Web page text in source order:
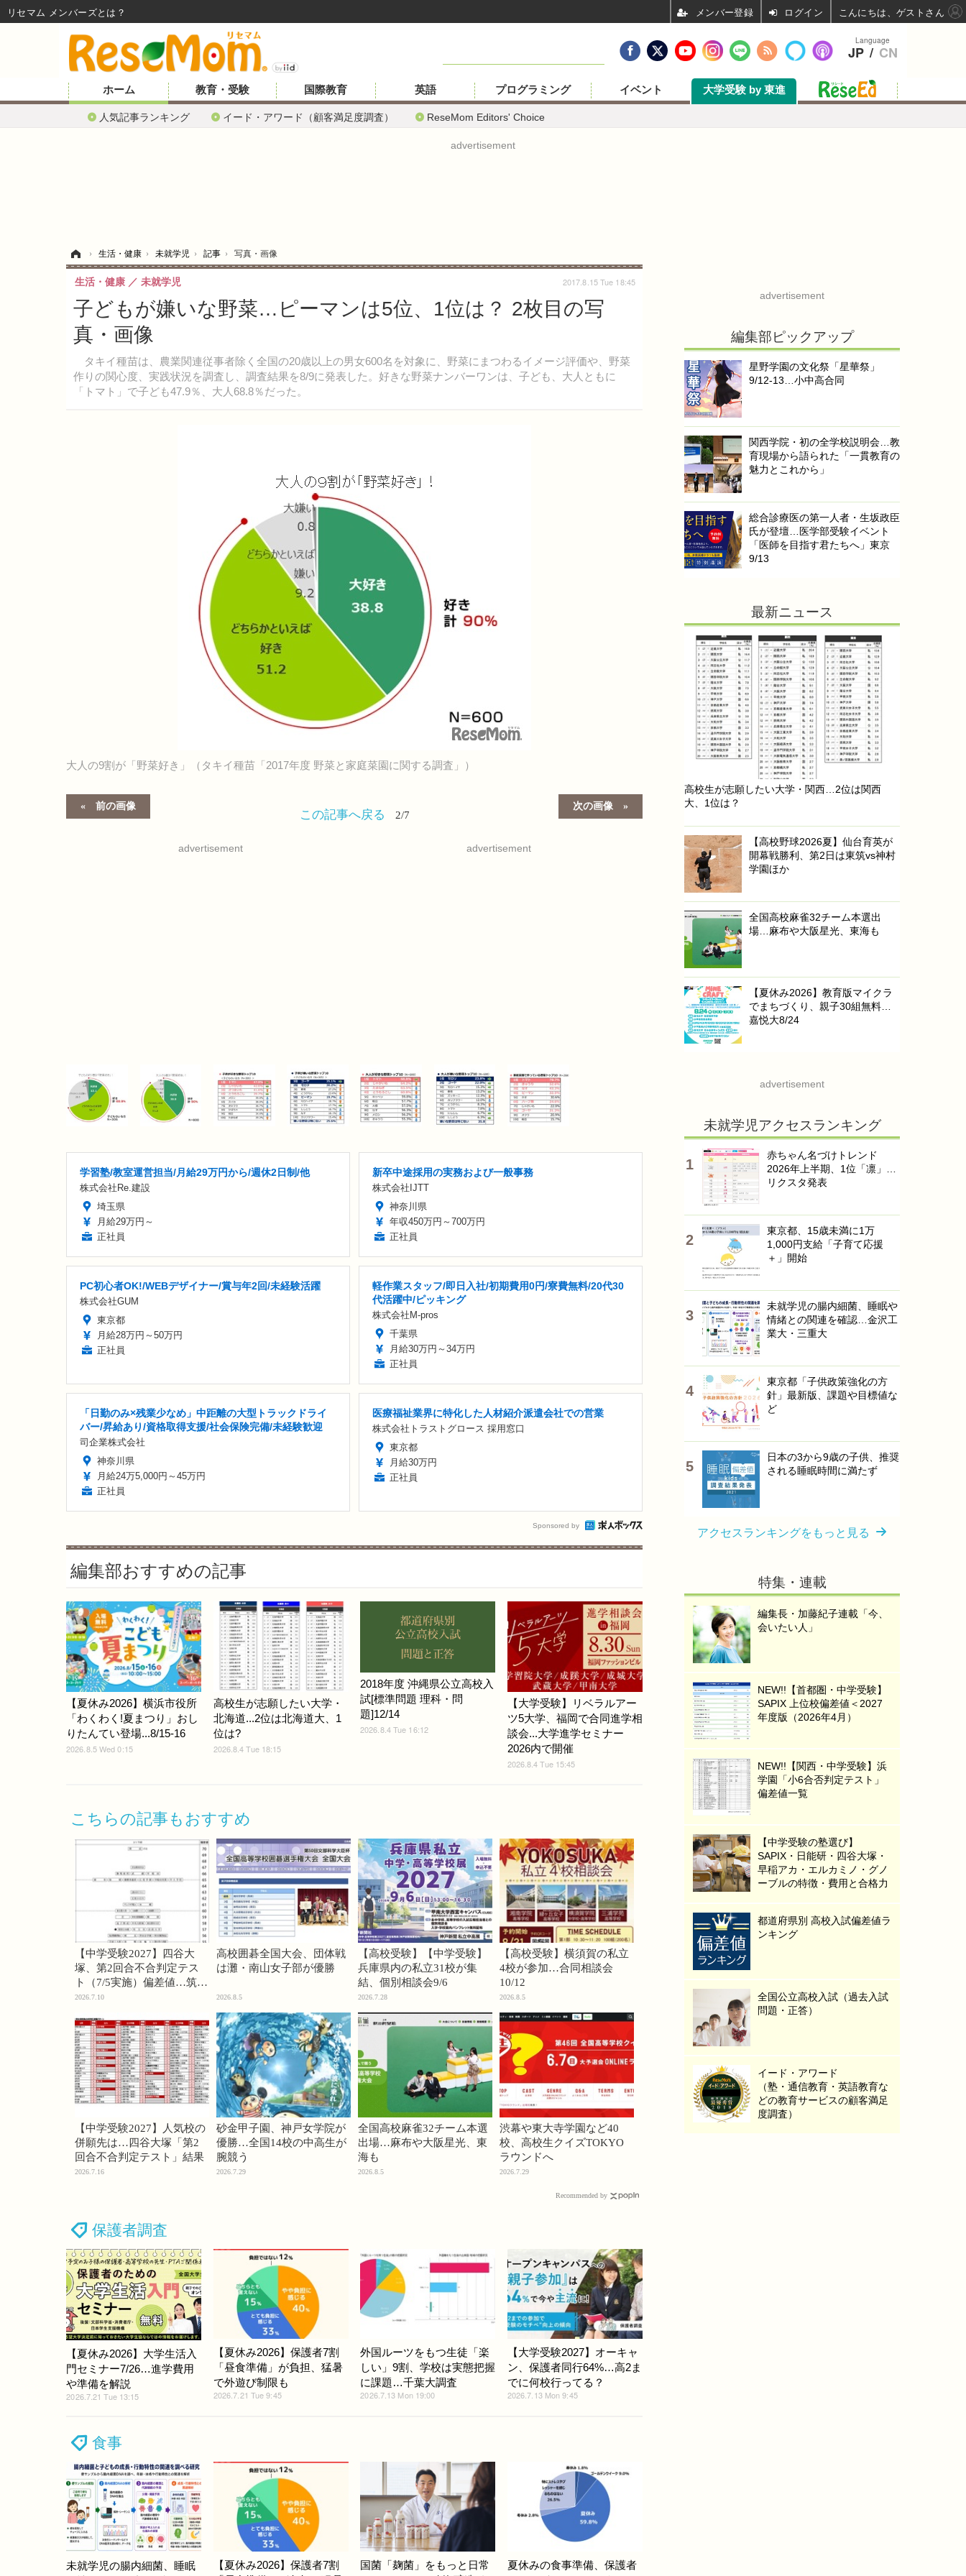
ホーム
人気記事ランキング イード・アワード（顧客満足度調査） ReseMom Editors' Choice
教育・受験 国際教育 英語 プログラミング イベント 大学受験 by 東進
advertisement
› 生活・健康 › 未就学児 › 記事 › 写真・画像
子どもが嫌いな野菜…ピーマンは5位、1位は？ 2枚目の写
真・画像
タキイ種苗は、農業関連従事者除く全国の20歳以上の男女600名を対象に、野菜にまつわるイメージ評価や、野菜
作りの関心度、実践状況を調査し、調査結果を8/9に発表した。好きな野菜ナンバーワンは、子ども、大人ともに
「トマト」で子ども47.9％、大人68.8％だった。
生活・健康 未就学児 2017.8.15 Tue 18:45
大人の9割が「野菜好き」（タキイ種苗「2017年度 野菜と家庭菜園に関する調査」）
前の画像 次の画像
この記事へ戻る 2/7
advertisement advertisement
学習塾/教室運営担当/月給29万円から/週休2日制/他
株式会社Re.建設
埼玉県
月給29万円～
正社員
新卒中途採用の実務および一般事務
株式会社IJTT
神奈川県
年収450万円～700万円
正社員
PC初心者OK!/WEBデザイナー/賞与年2回/未経験活躍
株式会社GUM
東京都
月給28万円～50万円
正社員
軽作業スタッフ/即日入社/初期費用0円/寮費無料/20代30
代活躍中/ピッキング
株式会社M-pros
千葉県
月給30万円～34万円
正社員
「日勤のみ×残業少なめ」中距離の大型トラックドライ
バー/昇給あり/資格取得支援/社会保険完備/未経験歓迎
司企業株式会社
神奈川県
月給24万5,000円～45万円
正社員
医療福祉業界に特化した人材紹介派遣会社での営業
株式会社トラストグロース 採用窓口
東京都
月給30万円
正社員
Sponsored by
編集部おすすめの記事
【夏休み2026】横浜市役所
「わくわく!夏まつり」おし
りたんてい登場...8/15-16
2026.8.5 Wed 0:15
高校生が志願したい大学・
北海道...2位は北海道大、1
位は?
2026.8.4 Tue 18:15
2018年度 沖縄県公立高校入
試[標準問題 理科・問
題]12/14
2026.8.4 Tue 16:12
【大学受験】リベラルアー
ツ5大学、福岡で合同進学相
談会...大学進学セミナー
2026内で開催
2026.8.4 Tue 15:45
こちらの記事もおすすめ
【中学受験2027】四谷大
塚、第2回合不合判定テス
ト（7/5実施）偏差値…筑駒
74・桜蔭70＜PR＞
2026.7.10
高校囲碁全国大会、団体戦
は灘・南山女子部が優勝
2026.8.5
【高校受験】【中学受験】
兵庫県内の私立31校が集
結、個別相談会9/6
2026.7.28
【高校受験】横須賀の私立
4校が参加…合同相談会
10/12
2026.8.5
【中学受験2027】人気校の
併願先は…四谷大塚「第2
回合不合判定テスト」結果
2026.7.16
砂金甲子園、神戸女学院が
優勝…全国14校の中高生が
腕競う
2026.7.29
全国高校麻雀32チーム本選
出場…麻布や大阪星光、東
海も
2026.8.5
渋幕や東大寺学園など40
校、高校生クイズTOKYO
ラウンドへ
2026.7.29
Recommended by
保護者調査
【夏休み2026】大学生活入
門セミナー7/26…進学費用
や準備を解説
2026.7.21 Tue 13:15
【夏休み2026】保護者7割
「昼食準備」が負担、猛暑
で外遊び制限も
2026.7.21 Tue 9:45
外国ルーツをもつ生徒「楽
しい」9割、学校は実態把握
に課題…千葉大調査
2026.7.13 Mon 19:00
【大学受験2027】オーキャ
ン、保護者同行64%…高2ま
でに何校行ってる？
2026.7.13 Mon 9:45
食事
未就学児の腸内細菌、睡眠
【夏休み2026】保護者7割
国菌「麹菌」をもっと日常
夏休みの食事準備、保護者
advertisement
編集部ピックアップ
星野学園の文化祭「星華祭」
9/12-13…小中高合同
関西学院・初の全学校説明会…教
育現場から語られた「一貫教育の
魅力とこれから」
総合診療医の第一人者・生坂政臣
氏が登壇…医学部受験イベント
「医師を目指す君たちへ」東京
9/13
最新ニュース
高校生が志願したい大学・関西…2位は関西
大、1位は？
【高校野球2026夏】仙台育英が
開幕戦勝利、第2日は東筑vs神村
学園ほか
全国高校麻雀32チーム本選出
場…麻布や大阪星光、東海も
【夏休み2026】教育版マイクラ
でまちづくり、親子30組無料…
嘉悦大8/24
advertisement
未就学児アクセスランキング
赤ちゃん名づけトレンド
2026年上半期、1位「凛」…
リクスタ発表
東京都、15歳未満に1万
1,000円支給「子育て応援
＋」開始
未就学児の腸内細菌、睡眠や
情緒との関連を確認…金沢工
業大・三重大
東京都「子供政策強化の方
針」最新版、課題や目標値な
ど
日本の3から9歳の子供、推奨
される睡眠時間に満たず
アクセスランキングをもっと見る
特集・連載
編集長・加藤紀子連載「今、
会いたい人」
NEW!!【首都圏・中学受験】
SAPIX 上位校偏差値＜2027
年度版（2026年4月）
NEW!!【関西・中学受験】浜
学園「小6合否判定テスト」
偏差値一覧
【中学受験の塾選び】
SAPIX・日能研・四谷大塚・
早稲アカ・エルカミノ・グノ
ーブルの特徴・費用と合格力
都道府県別 高校入試偏差値ラ
ンキング
全国公立高校入試（過去入試
問題・正答）
イード・アワード
（塾・通信教育・英語教育な
どの教育サービスの顧客満足
度調査）
Language
JP / CN
リセマム メンバーズ ログイン こんにちは、ゲストさん